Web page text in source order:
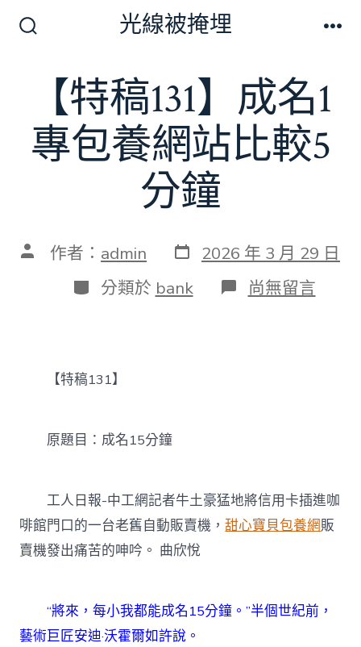
關
光線被掩埋
【特稿131】成名1
專包養網站比較5
分鐘
文 作者： admin 發
表
日
期
2026 年 3 月 29 日
分
類
分類於 bank 在
〈【特
較
5
分
尚無留言
【特稿131】
原題目：成名15分鐘
工人日報-中工網記者牛土豪猛地將信用卡插進咖
啡館門口的一台老舊自動販賣機，甜心寶貝包養網販
賣機發出痛苦的呻吟。 曲欣悅
“將來，每小我都能成名15分鐘。”半個世紀前，
藝術巨匠安迪·沃霍爾如許說。